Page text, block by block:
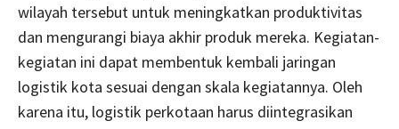
wilayah tersebut untuk meningkatkan produktivitas
dan mengurangi biaya akhir produk mereka. Kegiatan-
kegiatan ini dapat membentuk kembali jaringan
logistik kota sesuai dengan skala kegiatannya. Oleh
karena itu, logistik perkotaan harus diintegrasikan